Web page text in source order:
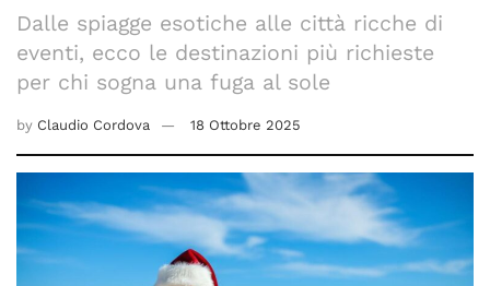
Dalle spiagge esotiche alle città ricche di
eventi, ecco le destinazioni più richieste
per chi sogna una fuga al sole
by Claudio Cordova 18 Ottobre 2025